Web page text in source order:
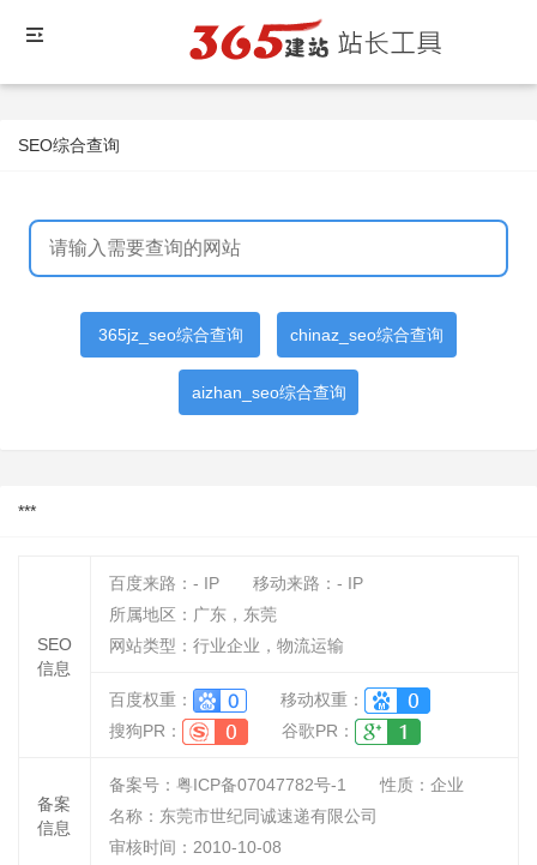
SEO综合查询
365jz_seo综合查询 chinaz_seo综合查询
aizhan_seo综合查询
***
SEO
信息
百度来路： - IP 移动来路： - IP
所属地区：广东，东莞
网站类型：行业企业，物流运输
百度权重：
移动权重：
搜狗PR：
谷歌PR：
备案
信息
备案号：粤ICP备07047782号-1 性质： 企业
名称： 东莞市世纪同诚速递有限公司
审核时间： 2010-10-08